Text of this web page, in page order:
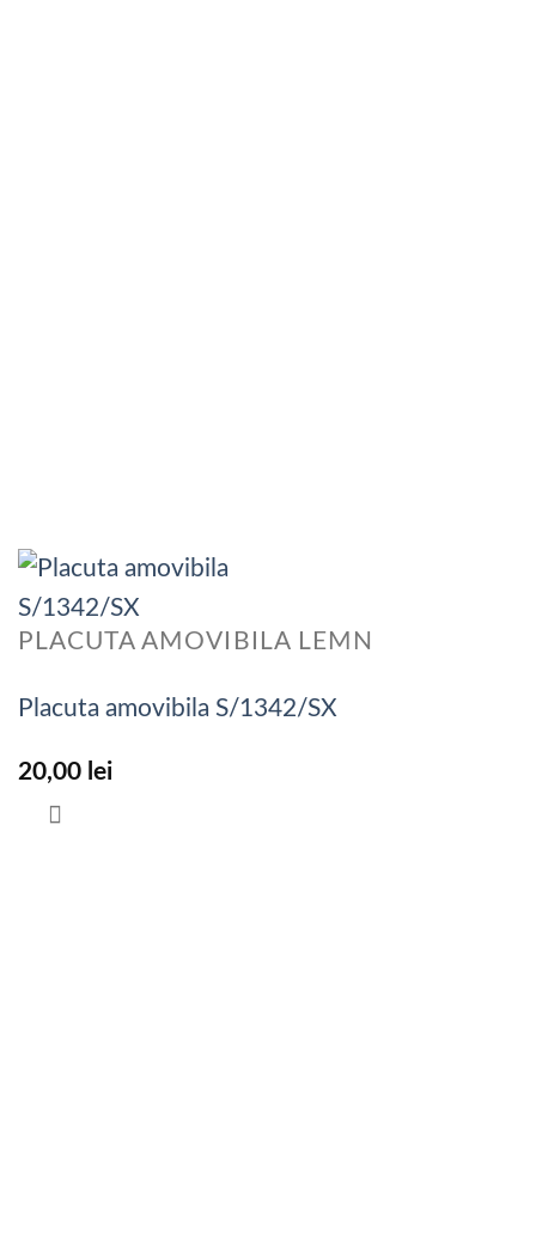
PLACUTA AMOVIBILA LEMN
Placuta amovibila S/1342/SX
20,00 lei